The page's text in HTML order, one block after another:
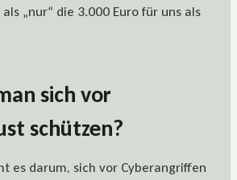
„nur“ die 3.000 Euro für uns als
sich vor
schützen?
es darum, sich vor Cyberangriffen